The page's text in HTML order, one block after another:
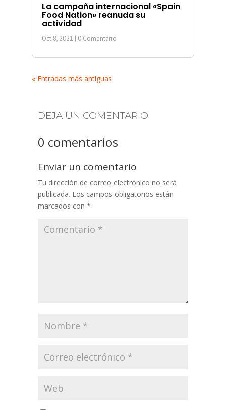
La campaña internacional «Spain
Food Nation» reanuda su
actividad
Oct 8, 2021 | 0 Comentario
« Entradas más antiguas
DEJA UN COMENTARIO
0 comentarios
Enviar un comentario
Tu dirección de correo electrónico no será
publicada. Los campos obligatorios están
marcados con *